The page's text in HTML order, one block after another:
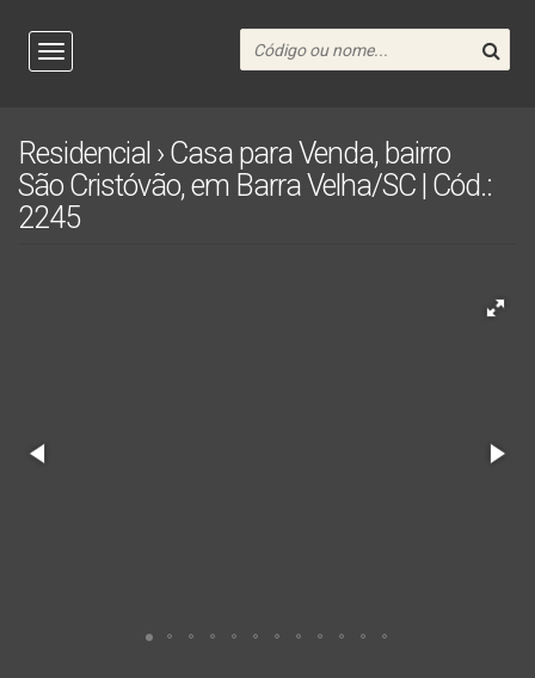
Residencial › Casa para Venda, bairro
São Cristóvão, em Barra Velha/SC | Cód.:
2245